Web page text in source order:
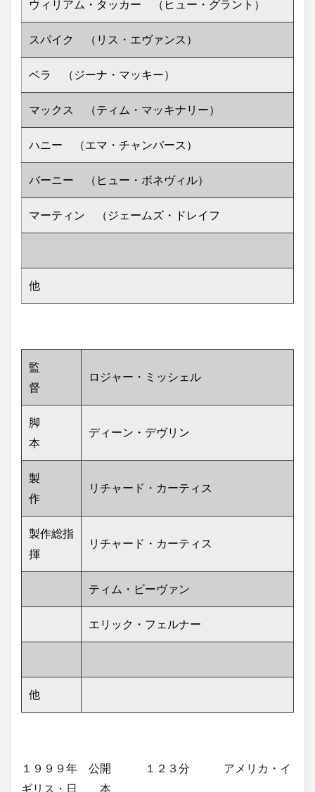
ウィリアム・タッカー （ヒュー・グラント）
スパイク （リス・エヴァンス）
ベラ （ジーナ・マッキー）
マックス （ティム・マッキナリー）
ハニー （エマ・チャンバース）
バーニー （ヒュー・ボネヴィル）
マーティン （ジェームズ・ドレイフ
他
監
督
ロジャー・ミッシェル
脚
本
ディーン・デヴリン
製
作
リチャード・カーティス
製作総指
揮
リチャード・カーティス
ティム・ビーヴァン
エリック・フェルナー
他
１９９９年 公開 １２３分 アメリカ・イ
ギリス・日 本